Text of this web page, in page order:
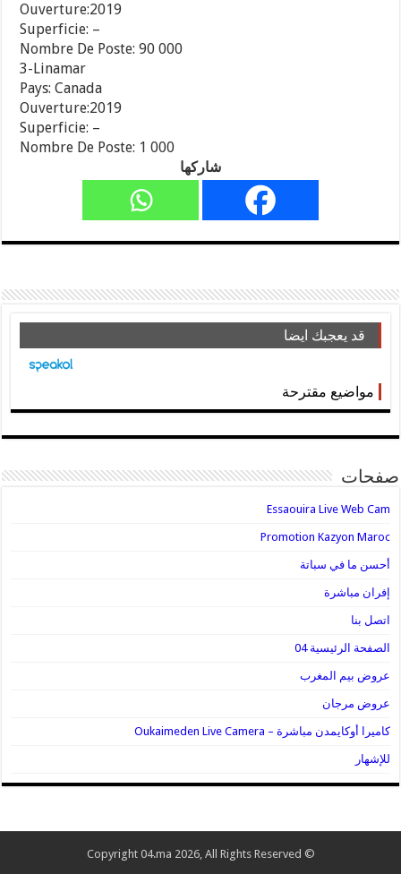
Ouverture:2019
Superficie: –
Nombre De Poste: 90 000
3-Linamar
Pays: Canada
Ouverture:2019
Superficie: –
Nombre De Poste: 1 000
شاركها
قد يعجبك ايضا
مواضيع مقترحة
صفحات
Essaouira Live Web Cam
Promotion Kazyon Maroc
أحسن ما في سباتة
إفران مباشرة
اتصل بنا
الصفحة الرئيسية 04
عروض بيم المغرب
عروض مرجان
كاميرا أوكايمدن مباشرة – Oukaimeden Live Camera
للإشهار
© Copyright 04.ma 2026, All Rights Reserved